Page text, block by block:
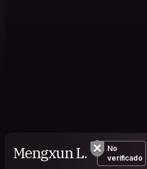
Mengxun L.
No
verificado